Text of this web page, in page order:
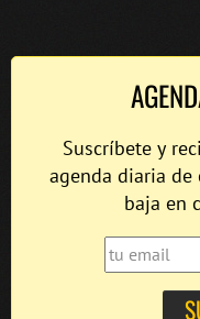
Suscríbete y
agenda diaria de
baja en